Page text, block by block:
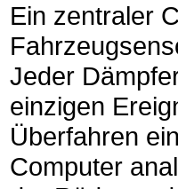
Ein zentraler
Jeder
einzigen
Überfahren
Computer